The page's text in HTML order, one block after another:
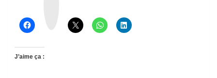
J’aime ça :